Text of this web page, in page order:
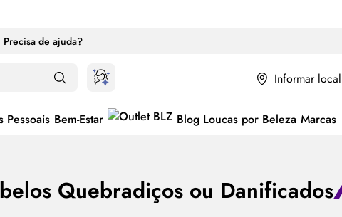
Precisa de ajuda?
Informar
Pessoais Bem-Estar Blog Loucas por Beleza Marcas
Quebradiços ou Danificados